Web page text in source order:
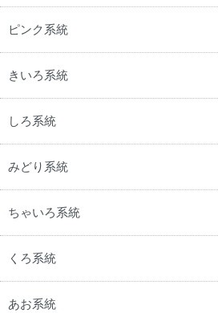
ピンク系統
きいろ系統
しろ系統
みどり系統
ちゃいろ系統
くろ系統
あお系統